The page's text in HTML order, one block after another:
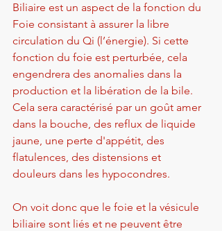
Biliaire est un aspect de la fonction du
Foie consistant à assurer la libre
circulation du Qi (l’énergie). Si cette
fonction du foie est perturbée, cela
engendrera des anomalies dans la
production et la libération de la bile.
Cela sera caractérisé par un goût amer
dans la bouche, des reflux de liquide
jaune, une perte d'appétit, des
flatulences, des distensions et
douleurs dans les hypocondres.
On voit donc que le foie et la vésicule
biliaire sont liés et ne peuvent être